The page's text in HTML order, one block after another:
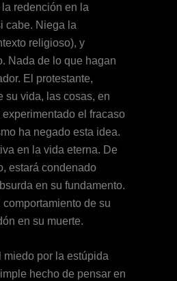
redención en la
cabe. Niega la
religioso), y
Nada de lo que hagan
El protestante,
su vida, las cosas, en
el fracaso
ha negado esta idea.
en la vida eterna. De
estará condenado
en su fundamento.
de su
en su muerte.
por la estúpida
hecho de pensar en